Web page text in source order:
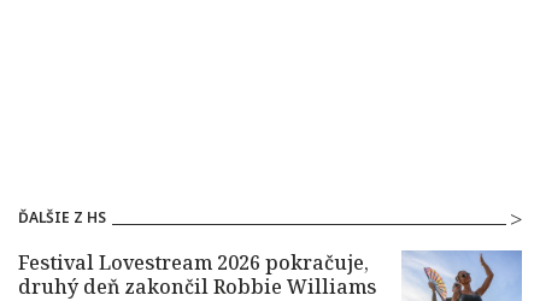
ĎALŠIE Z HS
Festival Lovestream 2026 pokračuje,
druhý deň zakončil Robbie Williams